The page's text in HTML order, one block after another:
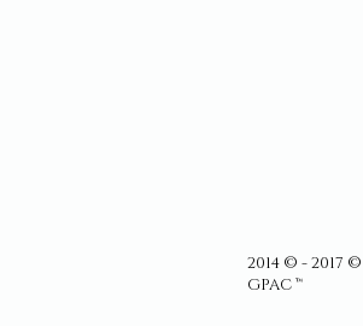
2014 © - 2017 © جميع الحقوق محفوظة BayAreaMeditation ™ -
GPAC ™